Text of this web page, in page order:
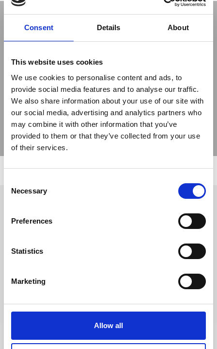
Consent Details About
This website uses cookies
We use cookies to personalise content and ads, to
provide social media features and to analyse our traffic.
We also share information about your use of our site with
our social media, advertising and analytics partners who
may combine it with other information that you’ve
provided to them or that they’ve collected from your use
of their services.
Selection
Necessary
Preferences
Statistics
Marketing
Allow all
Previous
Richiedi Informazioni
Trevi S.p.A. 5819, Via Dismano 47023 Cesena Italy | Phone